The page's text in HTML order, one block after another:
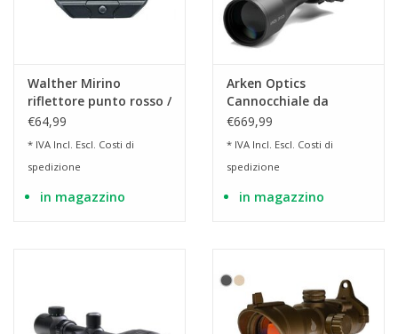
Walther Mirino
riflettore punto rosso /
verde Top Point VI
€64,99
* IVA Incl. Escl. Costi di
spedizione
in magazzino
Arken Optics
Cannocchiale da
puntamento EP5 5-
€669,99
* IVA Incl. Escl. Costi di
spedizione
in magazzino